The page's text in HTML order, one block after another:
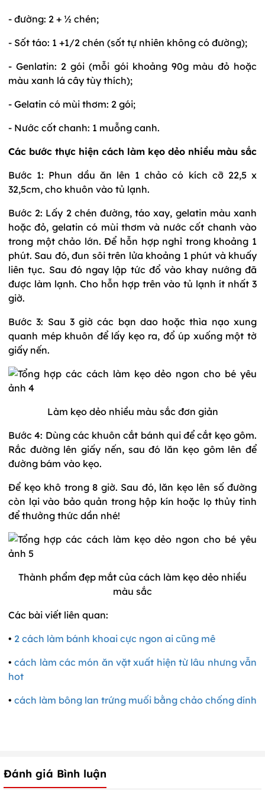
- đường: 2 + ½ chén;
- Sốt táo: 1 +1/2 chén (sốt tự nhiên không có đường);
- Genlatin: 2 gói (mỗi gói khoảng 90g màu đỏ hoặc
màu xanh lá cây tùy thích);
- Gelatin có mùi thơm: 2 gói;
- Nước cốt chanh: 1 muỗng canh.
Các bước thực hiện cách làm kẹo dẻo nhiều màu sắc
Bước 1: Phun dầu ăn lên 1 chảo có kích cỡ 22,5 x
32,5cm, cho khuôn vào tủ lạnh.
Bước 2: Lấy 2 chén đường, táo xay, gelatin màu xanh
hoặc đỏ, gelatin có mùi thơm và nước cốt chanh vào
trong một chảo lớn. Để hỗn hợp nghỉ trong khoảng 1
phút. Sau đó, đun sôi trên lửa khoảng 1 phút và khuấy
liên tục. Sau đó ngay lập tức đổ vào khay nướng đã
được làm lạnh. Cho hỗn hợp trên vào tủ lạnh ít nhất 3
giờ.
Bước 3: Sau 3 giờ các bạn dao hoặc thìa nạo xung
quanh mép khuôn để lấy kẹo ra, đổ úp xuống một tờ
giấy nến.
Làm kẹo dẻo nhiều màu sắc đơn giản
Bước 4: Dùng các khuôn cắt bánh qui để cắt kẹo gôm.
Rắc đường lên giấy nến, sau đó lăn kẹo gôm lên để
đường bám vào kẹo.
Để kẹo khô trong 8 giờ. Sau đó, lăn kẹo lên số đường
còn lại vào bảo quản trong hộp kín hoặc lọ thủy tinh
để thưởng thức dần nhé!
Thành phẩm đẹp mắt của cách làm kẹo dẻo nhiều
màu sắc
Các bài viết liên quan:
• 2 cách làm bánh khoai cực ngon ai cũng mê
•cách làm các món ăn vặt xuất hiện từ lâu nhưng vẫn
hot
• cách làm bông lan trứng muối bằng chảo chống dính
Đánh giá Bình luận